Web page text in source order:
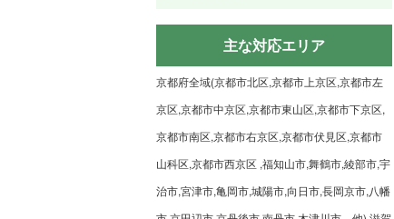
主な対応エリア
京都府全域(京都市北区,京都市上京区,京都市左
京区,京都市中京区,京都市東山区,京都市下京区,
京都市南区,京都市右京区,京都市伏見区,京都市
山科区,京都市西京区 ,福知山市,舞鶴市,綾部市,宇
治市,宮津市,亀岡市,城陽市,向日市,長岡京市,八幡